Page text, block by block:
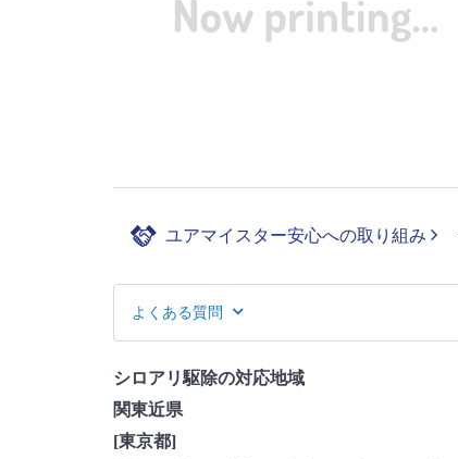
ユアマイスター安心への取り組み
よくある質問
シロアリ駆除の対応地域
関東近県
[東京都]